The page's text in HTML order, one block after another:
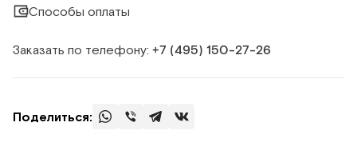
Способы оплаты
Заказать по телефону: +7 (495) 150‑27‑26
Поделиться: